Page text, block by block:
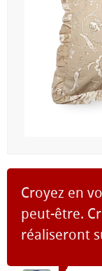
Croyez en
peut-être.
réaliseront